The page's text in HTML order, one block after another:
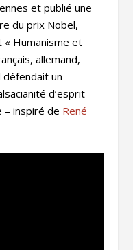
et publié une
du prix Nobel,
« Humanisme et
allemand,
un
d’esprit
inspiré de René